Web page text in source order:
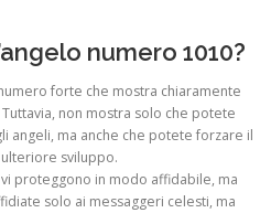
numero 1010?
forte che mostra chiaramente
non mostra solo che potete
angeli, ma anche che potete forzare il
sviluppo.
proteggono in modo affidabile, ma
solo ai messaggeri celesti, ma